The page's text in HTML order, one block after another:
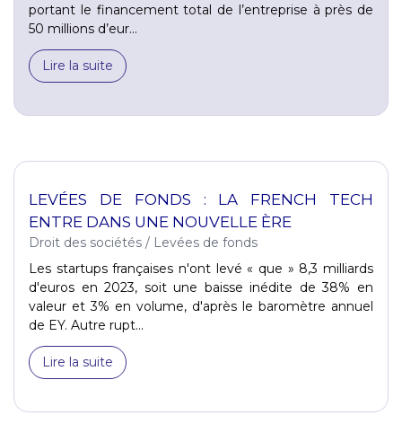
portant le financement total de l’entreprise à près de
50 millions d’eur...
Lire la suite
LEVÉES DE FONDS : LA FRENCH TECH
ENTRE DANS UNE NOUVELLE ÈRE
Droit des sociétés / Levées de fonds
Les startups françaises n'ont levé « que » 8,3 milliards
d'euros en 2023, soit une baisse inédite de 38% en
valeur et 3% en volume, d'après le baromètre annuel
de EY. Autre rupt...
Lire la suite